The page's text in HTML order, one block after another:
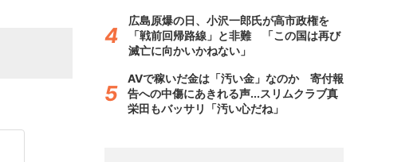
広島原爆の日、小沢一郎氏が高市政権を
「戦前回帰路線」と非難 「この国は再び
滅亡に向かいかねない」
AVで稼いだ金は「汚い金」なのか 寄付報
告への中傷にあきれる声...スリムクラブ真
栄田もバッサリ「汚い心だね」